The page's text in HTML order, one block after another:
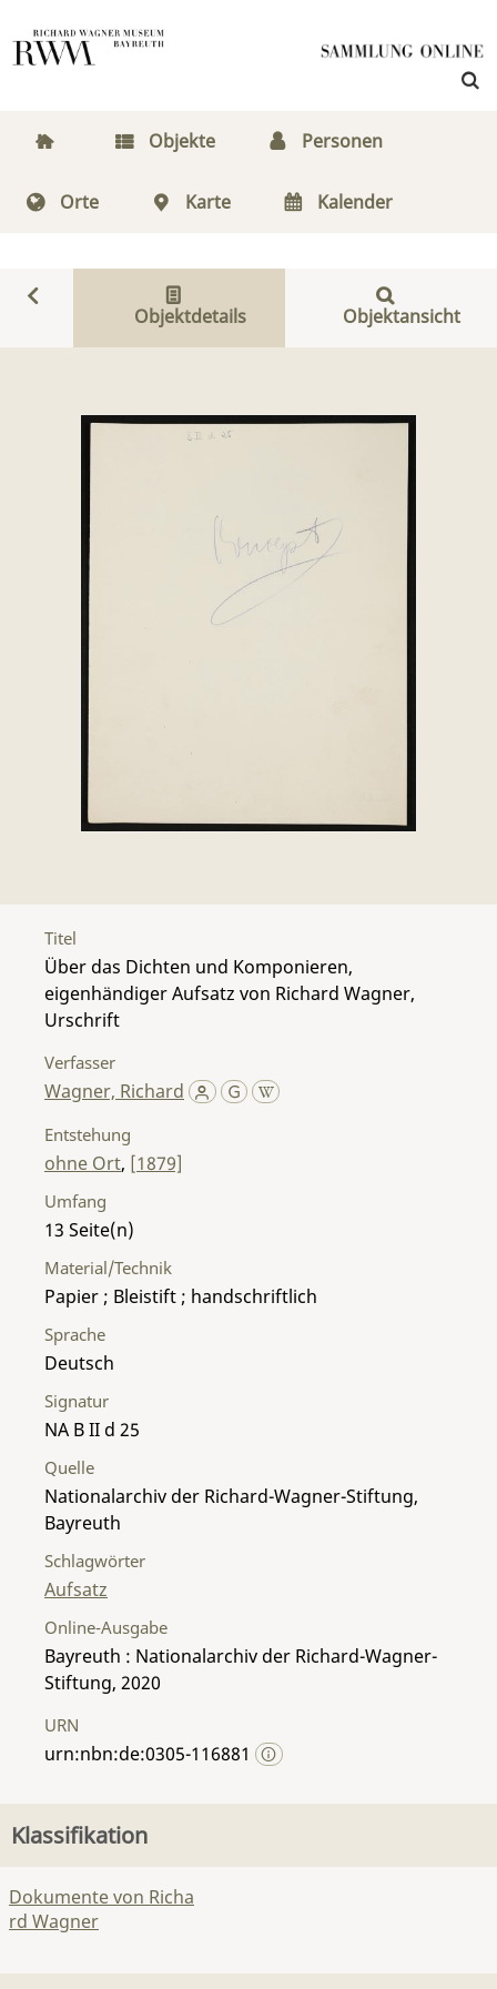
Objekte Personen
Orte Karte Kalender
Objektdetails Objektansicht
Titel
Über das Dichten und Komponieren,
eigenhändiger Aufsatz von Richard Wagner,
Urschrift
Verfasser
Wagner, Richard
Entstehung
ohne Ort, [1879]
Umfang
13
Material/Technik
Papier ; Bleistift ; handschriftlich
Sprache
Deutsch
Signatur
NA B II d 25
Quelle
Nationalarchiv der Richard-Wagner-Stiftung,
Bayreuth
Schlagwörter
Aufsatz
Online-Ausgabe
Bayreuth : Nationalarchiv der Richard-Wagner-
Stiftung, 2020
URN
urn:nbn:de:0305-116881
Klassifikation
Dokumente von Richa
rd Wagner